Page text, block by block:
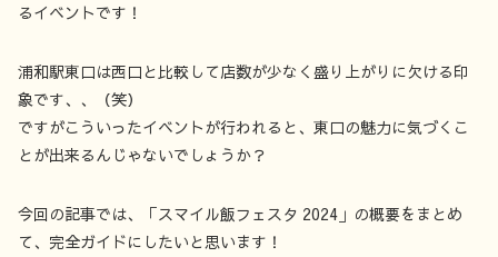
るイベントです！
浦和駅東口は西口と比較して店数が少なく盛り上がりに欠ける印
象です、、（笑）
ですがこういったイベントが行われると、東口の魅力に気づくこ
とが出来るんじゃないでしょうか？
今回の記事では、「スマイル飯フェスタ 2024」の概要をまとめ
て、完全ガイドにしたいと思います！